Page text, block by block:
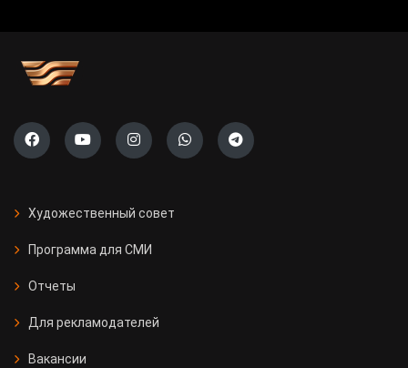
Художественный совет
Программа для СМИ
Отчеты
Для рекламодателей
Вакансии